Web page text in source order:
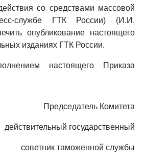
со средствами массовой
службе ГТК России) (И.И.
опубликование настоящего
изданиях ГТК России.
настоящего Приказа
Председатель Комитета
действительный государственный
советник таможенной службы